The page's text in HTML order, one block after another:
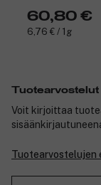
60,80 €
6,76 € / 1g
Tuotearvostelut
Voit kirjoittaa
Tuotearvostelujen